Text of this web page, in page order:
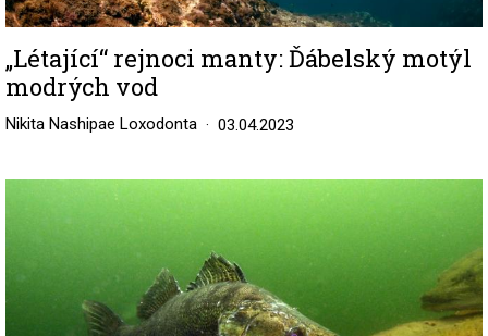
„Létající“ rejnoci manty: Ďábelský motýl
modrých vod
Nikita Nashipae Loxodonta 03.04.2023